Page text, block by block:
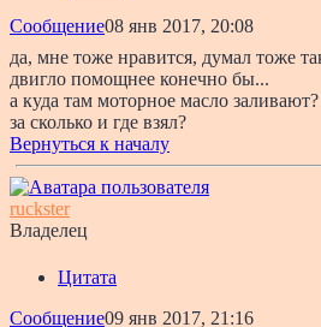
Сообщение08 янв 2017, 20:08
да, мне тоже нравится, думал тоже
двигло помощнее конечно бы...
а куда там моторное масло заливают?
за сколько и где взял?
Вернуться к началу
ruckster
Владелец
Цитата
Сообщение09 янв 2017, 21:16